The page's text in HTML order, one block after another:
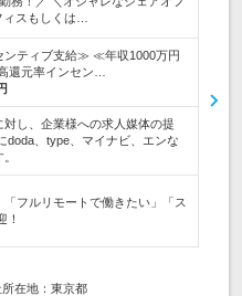
スもしくは…
ンティブ支給≫ ≪年収1000万円
還元率インセン…
し、企業様への求人媒体の提
doda、type、マイナビ、エンな
「フルリモートで働きたい」「ス
！
在地：東京都